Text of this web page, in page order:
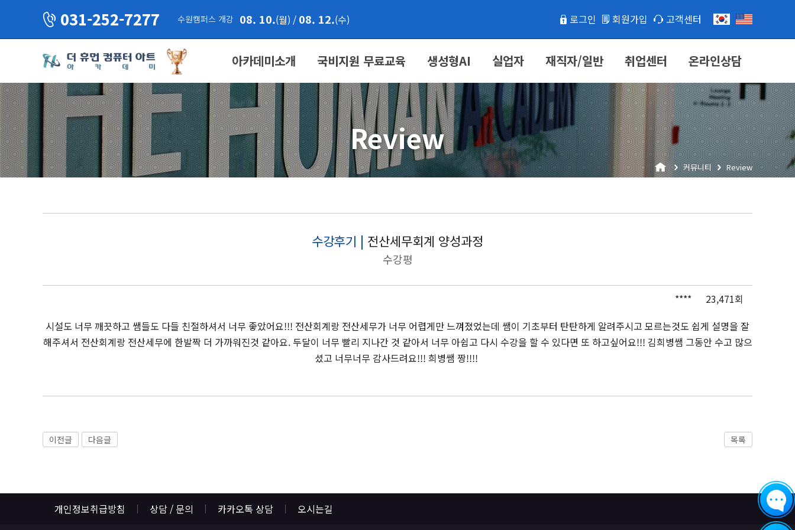
031-252-7277 수원캠퍼스 개강 08. 10.(월) / 08. 12.(수) 로그인 회원가입 고객센터
아카데미소개 국비지원 무료교육 생성형AI 실업자 재직자/일반 취업센터 온라인상담
Review
커뮤니티 Review
수강후기 | 전산세무회계 양성과정
수강평
****
23,471회
시설도 너무 깨끗하고 쌤들도 다들 친절하셔서 너무 좋았어요!!! 전산회계랑 전산세무가 너무 어렵게만 느껴졌었는데 쌤이 기초부터 탄탄하게 알려주시고 모르는것도 쉽게 설명을 잘
해주셔서 전산회계랑 전산세무에 한발짝 더 가까워진것 같아요. 두달이 너무 빨리 지나간 것 같아서 너무 아쉽고 다시 수강을 할 수 있다면 또 하고싶어요!!! 김희병쌤 그동안 수고 많으
셨고 너무너무 감사드려요!!! 희병쌤 짱!!!!
이전글 다음글 목록
개인정보취급방침 상담 / 문의 카카오톡 상담 오시는길